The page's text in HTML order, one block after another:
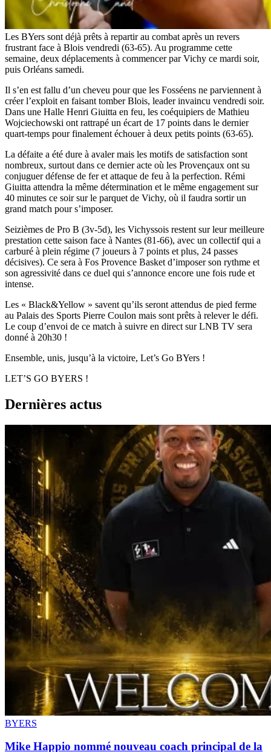
Les BYers sont déjà prêts à repartir au combat après un revers
frustrant face à Blois vendredi (63-65). Au programme cette
semaine, deux déplacements à commencer par Vichy ce mardi soir,
puis Orléans samedi.
Il s’en est fallu d’un cheveu pour que les Fosséens ne parviennent à
créer l’exploit en faisant tomber Blois, leader invaincu vendredi soir.
Dans une Halle Henri Giuitta en feu, les coéquipiers de Mathieu
Wojciechowski ont rattrapé un écart de 17 points dans le dernier
quart-temps pour finalement échouer à deux petits points (63-65).
La défaite a été dure à avaler mais les motifs de satisfaction sont
nombreux, surtout dans ce dernier acte où les Provençaux ont su
conjuguer défense de fer et attaque de feu à la perfection. Rémi
Giuitta attendra la même détermination et le même engagement sur
40 minutes ce soir sur le parquet de Vichy, où il faudra sortir un
grand match pour s’imposer.
Seizièmes de Pro B (3v-5d), les Vichyssois restent sur leur meilleure
prestation cette saison face à Nantes (81-66), avec un collectif qui a
carburé à plein régime (7 joueurs à 7 points et plus, 24 passes
décisives). Ce sera à Fos Provence Basket d’imposer son rythme et
son agressivité dans ce duel qui s’annonce encore une fois rude et
intense.
Les « Black&Yellow » savent qu’ils seront attendus de pied ferme
au Palais des Sports Pierre Coulon mais sont prêts à relever le défi.
Le coup d’envoi de ce match à suivre en direct sur LNB TV sera
donné à 20h30 !
Ensemble, unis, jusqu’à la victoire, Let’s Go BYers !
LET’S GO BYERS !
Dernières actus
BYERS
Mike Happio nommé nouveau coach principal de la